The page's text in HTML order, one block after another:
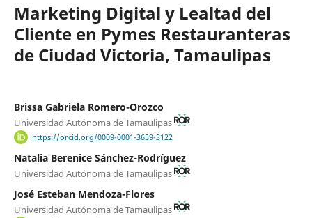
Marketing Digital y Lealtad del
Cliente en Pymes Restauranteras
de Ciudad Victoria, Tamaulipas
Brissa Gabriela Romero-Orozco
Universidad Autónoma de Tamaulipas
https://orcid.org/0009-0001-3659-3122
Natalia Berenice Sánchez-Rodríguez
Universidad Autónoma de Tamaulipas
José Esteban Mendoza-Flores
Universidad Autónoma de Tamaulipas